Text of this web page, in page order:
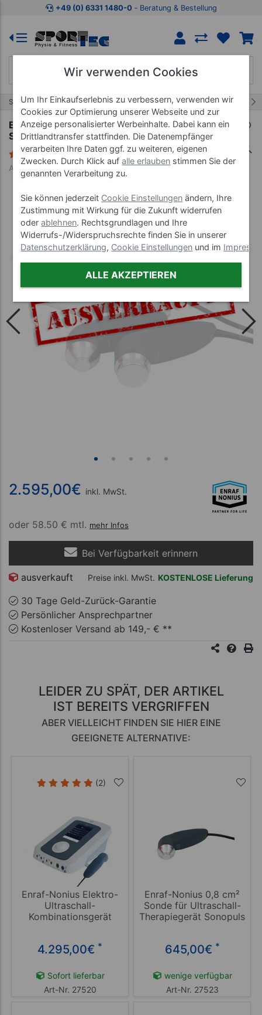
Zum Kaufbereich springen Zur Produktbeschreibung
+49 (0) 6331 1480-0 ‐ Beratung & Bestellung
Start Marken Enraf Nonius 4/27
Enraf-Nonius Ultraschall-Therapiegerät
Sonopuls 190, 0,8 cm² + 5 cm²
2 Bewertungen
Art-Nr. 27512
2.595,00€ inkl. MwSt.
oder 58.50 € mtl. mehr Infos
Bei Verfügbarkeit erinnern
ausverkauft Preise inkl. MwSt. KOSTENLOSE Lieferung
30 Tage Geld-Zurück-Garantie
Persönlicher Ansprechpartner
Kostenloser Versand ab 149,- € **
LEIDER ZU SPÄT, DER ARTIKEL
IST BEREITS VERGRIFFEN
ABER VIELLEICHT FINDEN SIE HIER EINE
GEEIGNETE ALTERNATIVE:
(2)
Enraf-Nonius Elektro-
Ultraschall-
Kombinationsgerät
4.295,00€ *
Sofort lieferbar
Art-Nr. 27520
Enraf-Nonius 0,8 cm²
Sonde für Ultraschall-
Therapiegerät Sonopuls
645,00€ *
wenige verfügbar
Art-Nr. 27523
Wir verwenden Cookies
Um Ihr Einkaufserlebnis zu verbessern, verwenden wir
Cookies zur Optimierung unserer Webseite und zur
Anzeige personalisierter Werbeinhalte. Dabei kann ein
Drittlandtransfer stattfinden. Die Datenempfänger
verarbeiten Ihre Daten ggf. zu weiteren, eigenen
Zwecken. Durch Klick aufalle erlauben stimmen Sie der
genannten Verarbeitung zu.
Sie können jederzeit Cookie Einstellungen ändern, Ihre
Zustimmung mit Wirkung für die Zukunft widerrufen
oderablehnen. Rechtsgrundlagen und Ihre
Widerrufs-/Widerspruchsrechte finden Sie in unserer
Datenschutzerklärung, Cookie Einstellungen und im
ALLE AKZEPTIEREN